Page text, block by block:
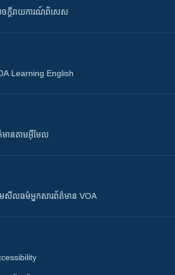
ក្តីរាយការណ៍ពិសេស
Learning English
មាន​តាម​អ៊ីមែល
សីលធម៌​​​អ្នក​​​សារព័ត៌មាន VOA